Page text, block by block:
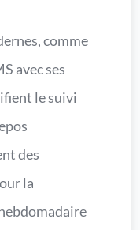
comme
avec ses
le suivi
des
la